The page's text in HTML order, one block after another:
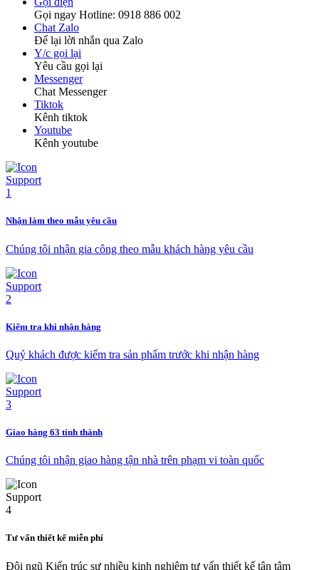
Gọi ngay Hotline: 0918 886 002
Chat Zalo
Để lại lời nhắn qua Zalo
Y/c gọi lại
Yêu cầu gọi lại
Messenger
Chat Messenger
Tiktok
Kênh tiktok
Youtube
Kênh youtube
Nhận làm theo mẫu yêu cầu
Chúng tôi nhận gia công theo mẫu khách hàng yêu cầu
Kiểm tra khi nhận hàng
Quý khách được kiểm tra sản phẩm trước khi nhận hàng
Giao hàng 63 tỉnh thành
Chúng tôi nhận giao hàng tận nhà trên phạm vi toàn quốc
Tư vấn thiết kế miễn phí
Đội ngũ Kiến trúc sư nhiều kinh nghiệm tư vấn thiết kế tận tâm